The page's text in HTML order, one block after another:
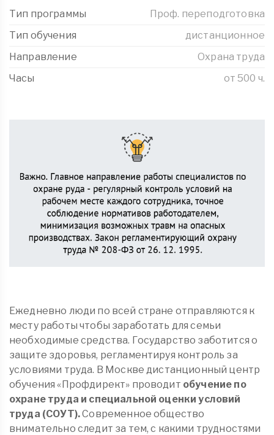
Тип программы
Проф. переподготовка
Тип обучения
дистанционное
Направление
Охрана труда
Часы
от 500 ч.
Ежедневно люди по всей стране отправляются к
месту работы чтобы заработать для семьи
необходимые средства. Государство заботится о
защите здоровья, регламентируя контроль за
условиями труда. В Москве дистанционный центр
обучения «Профдирект» проводит обучение по
охране труда и специальной оценки условий
труда (СОУТ).Современное общество
внимательно следит за тем, с какими трудностями